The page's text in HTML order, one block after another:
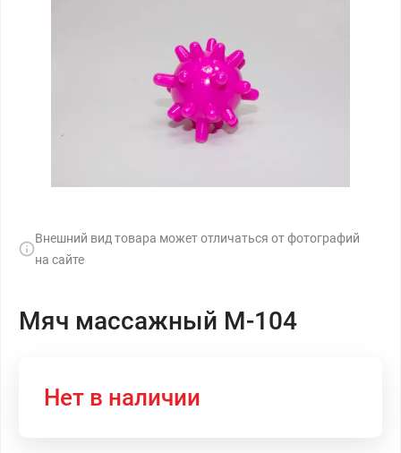
Внешний вид товара может отличаться от фотографий
на сайте
Мяч массажный М-104
Нет в наличии